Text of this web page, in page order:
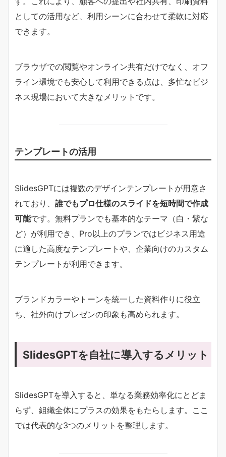
としての活用など、利用シーンに合わせて柔軟に対応
できます。
ブラウザでの閲覧やオンライン共有だけでなく、オフ
ライン環境でも安心して利用できる点は、多忙なビジ
ネス現場において大きなメリットです。
テンプレートの活用
SlidesGPTには複数のデザインテンプレートが用意さ
れており、 誰でもプロ仕様のスライドを短時間で作成
可能です。無料プランでも基本的なテーマ（白・紫な
ど）が利用でき、Pro以上のプランではビジネス用途
に適した高度なテンプレートや、企業向けのカスタム
テンプレートが利用できます。
ブランドカラーやトーンを統一した資料作りに役立
ち、社外向けプレゼンの印象も高められます。
SlidesGPTを自社に導入するメリット
SlidesGPTを導入すると、単なる業務効率化にとどま
らず、組織全体にプラスの効果をもたらします。ここ
では代表的な3つのメリットを整理します。